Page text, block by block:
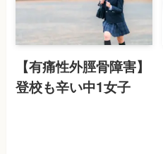
【有痛性外脛骨障害】
登校も辛い中1女子